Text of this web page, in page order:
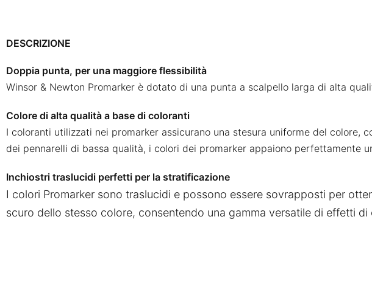
DESCRIZIONE
Doppia punta, per una maggiore flessibilità
Winsor & Newton Promarker è dotato di una punta a scalpello larga di alta
Colore di alta qualità a base di coloranti
I coloranti utilizzati nei promarker assicurano una stesura uniforme del
dei pennarelli di bassa qualità, i colori dei promarker appaiono perfettamente
Inchiostri traslucidi perfetti per la stratificazione
I colori Promarker sono traslucidi e possono essere sovrapposti per
scuro dello stesso colore, consentendo una gamma versatile di effetti di